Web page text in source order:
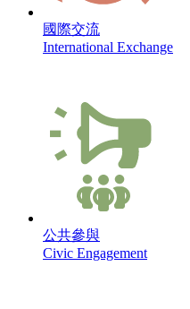
國際交流
International Exchange
公共參與
Civic Engagement